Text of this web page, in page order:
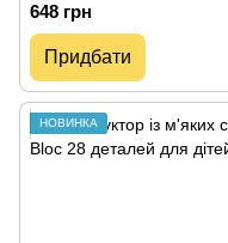
648 грн
Придбати
НОВИНКА